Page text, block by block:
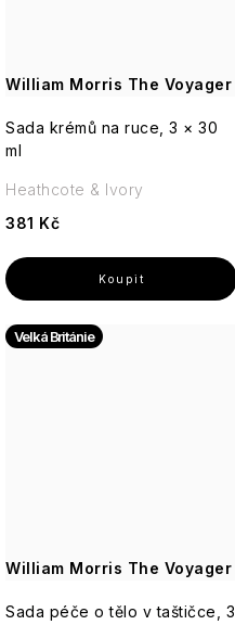
William Morris The Voyager
Sada krémů na ruce, 3 × 30
ml
381 Kč
Heathcote & Ivory
William Morris The Voyager
Velká Británie
Sada péče o tělo v taštičce, 3